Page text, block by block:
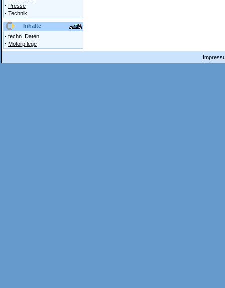
· Presse
· Technik
Inhalte
· techn. Daten
· Motorpflege